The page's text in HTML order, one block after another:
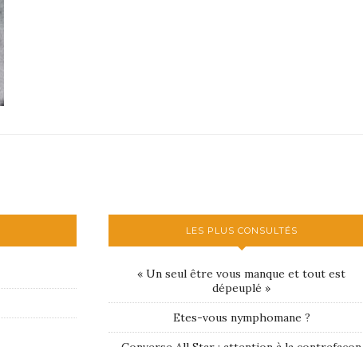
LES PLUS CONSULTÉS
« Un seul être vous manque et tout est
dépeuplé »
Etes-vous nymphomane ?